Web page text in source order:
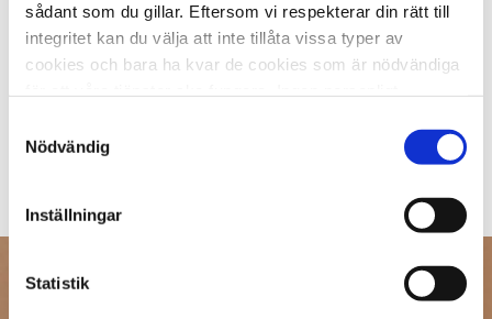
sådant som du gillar. Eftersom vi respekterar din rätt till
integritet kan du välja att inte tillåta vissa typer av
cookies och bara ha kvar de cookies som är nödvändiga
dock ihåg att om du blockerar vissa typer av cookies så
kan det påverka vår möjlighet att leverera skräddarsytt
Nödvändig
Inställningar
Statistik
299
KÖP
Email